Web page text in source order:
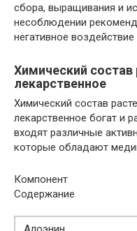
сбора, выращивания и
несоблюдении
негативное
Химический состав
лекарственное
Химический состав
лекарственное богат и
входят различные
которые обладают
Компонент
Содержание